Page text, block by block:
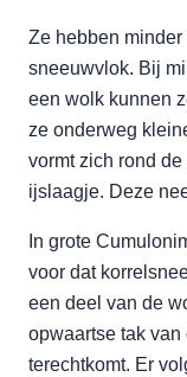
Ze hebben
sneeuwvlok. Bij
een wolk kunnen
ze onderweg
vormt zich rond
ijslaagje. Deze
In grote
voor dat
een deel van de
opwaartse tak
terechtkomt. Er